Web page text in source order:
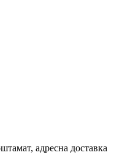
адресна доставка